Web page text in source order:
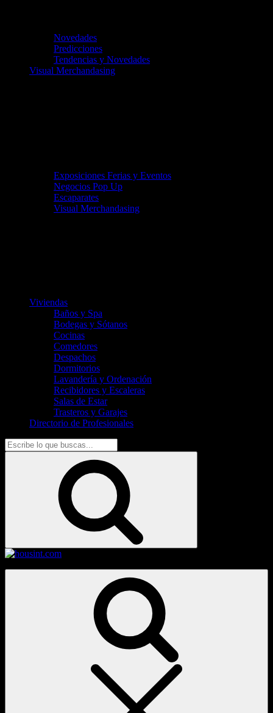
Novedades
Predicciones
Tendencias y Novedades
Visual Merchandasing
Exposiciones Ferias y Eventos
Negocios Pop Up
Escaparates
Visual Merchandasing
Viviendas
Baños y Spa
Bodegas y Sótanos
Cocinas
Comedores
Despachos
Dormitorios
Lavandería y Ordenación
Recibidores y Escaleras
Salas de Estar
Trasteros y Garajes
Directorio de Profesionales
Buscar: